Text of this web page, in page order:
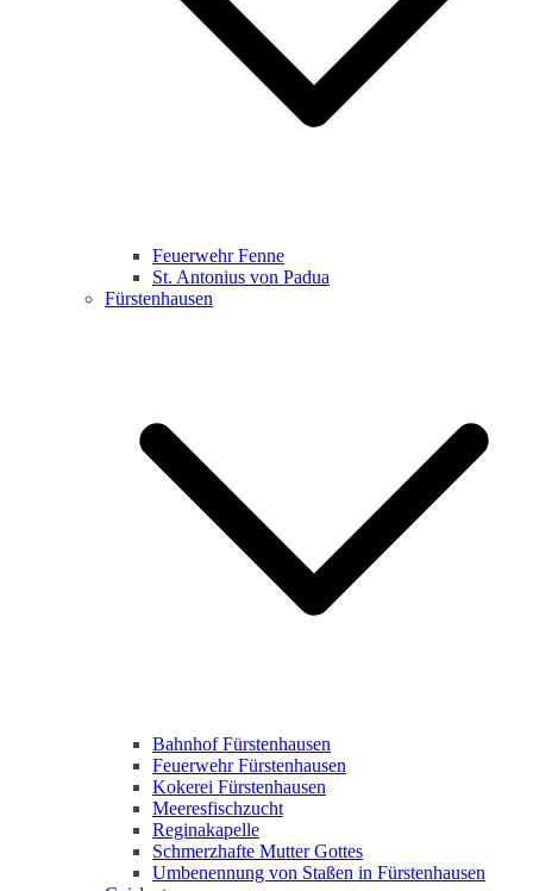
Feuerwehr Fenne
St. Antonius von Padua
Fürstenhausen
Bahnhof Fürstenhausen
Feuerwehr Fürstenhausen
Kokerei Fürstenhausen
Meeresfischzucht
Reginakapelle
Schmerzhafte Mutter Gottes
Umbenennung von Staßen in Fürstenhausen